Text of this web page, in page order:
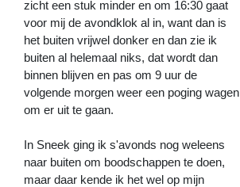
zicht een stuk minder en om 16:30 gaat
voor mij de avondklok al in, want dan is
het buiten vrijwel donker en dan zie ik
buiten al helemaal niks, dat wordt dan
binnen blijven en pas om 9 uur de
volgende morgen weer een poging wagen
om er uit te gaan.
In Sneek ging ik s'avonds nog weleens
naar buiten om boodschappen te doen,
maar daar kende ik het wel op mijn